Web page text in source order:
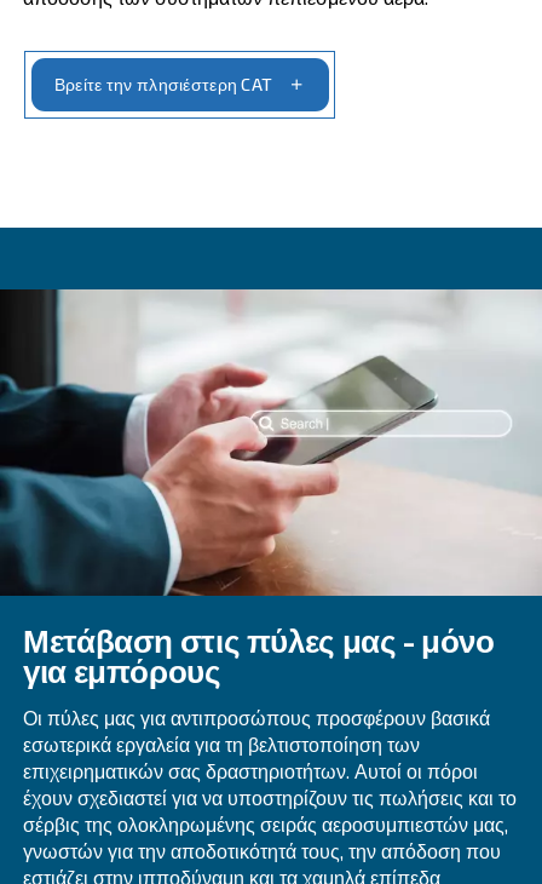
Αναζητάτε ένα Κέντρο
Βοήθειας;
συντήρησης προσαρμοσμένων στις ανάγκες
αεροσυμπιεστών σας. Επικεντρωνόμενοι στη
γνήσιων ανταλλακτικών, στόχος μας είναι να
παρατείνουμε τη διάρκεια ζωής του
διασφαλίζοντας ότι συνεχίζει να λειτουργεί
αποτελεσματικά και αξιόπιστα με την πάροδο
Οι εξειδικευμένοι τεχνικοί μας ενημερώνονται
τις τελευταίες τεχνολογικές εξελίξεις,
προσφέρουν απαράμιλλη υποστήριξη. Με το
σας βοηθήσουμε να επωφεληθείτε από καλά
συντηρημένους αεροσυμπιεστές,
απόδοση και ελαχιστοποιώντας τον χρόνο εκτός
λειτουργίας. Εμπιστευτείτε μας για να είμαστε ο
συνεργάτης σας στη διατήρηση της υγείας και
απόδοσης των συστημάτων πεπιεσμένου αέρα.